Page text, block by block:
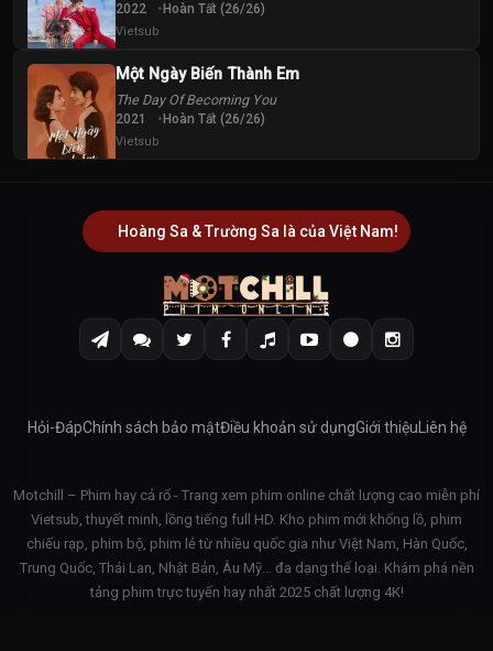
2022 Hoàn Tất (26/26)
Vietsub
Một Ngày Biến Thành Em
The Day Of Becoming You
2021 Hoàn Tất (26/26)
Vietsub
Hoàng Sa & Trường Sa là của Việt Nam!
Hỏi-ĐápChính sách bảo mậtĐiều khoản sử dụngGiới thiệu Liên hệ
Motchill – Phim hay cả rổ - Trang xem phim online chất lượng cao miễn phí
Vietsub, thuyết minh, lồng tiếng full HD. Kho phim mới khổng lồ, phim
chiếu rạp, phim bộ, phim lẻ từ nhiều quốc gia như Việt Nam, Hàn Quốc,
Trung Quốc, Thái Lan, Nhật Bản, Âu Mỹ… đa dạng thể loại. Khám phá nền
tảng phim trực tuyến hay nhất 2025 chất lượng 4K!